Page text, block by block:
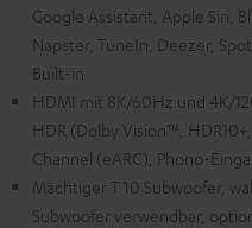
Google Assistant, Apple Siri,
Napster, TuneIn, Deezer,
Built-in
HDMI mit 8K/60Hz und 4K/
HDR (Dolby Vision™,
Channel (eARC), Phono-
Mächtiger T 10 Subwoofer,
Subwoofer verwendbar,